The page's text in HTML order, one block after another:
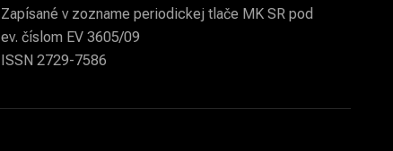
Zapísané v zozname periodickej tlače MK SR pod
ev. číslom EV 3605/09
ISSN 2729-7586